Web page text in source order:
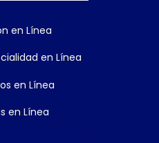
en Línea
en Línea
en Línea
en Línea